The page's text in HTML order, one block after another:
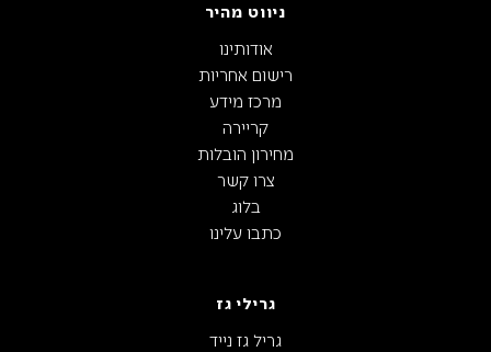
ניווט מהיר
אודותינו
רישום אחריות
מרכז מידע
קריירה
מחירון הובלות
צרו קשר
בלוג
כתבו עלינו
גרילי גז
גריל גז נייד